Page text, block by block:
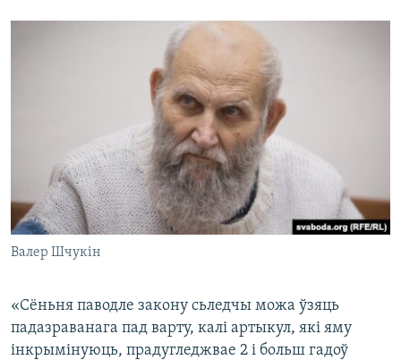
Валер Шчукін
«Сёньня паводле закону сьледчы можа ўзяць
падазраванага пад варту, калі артыкул, які яму
інкрымінуюць, прадугледжвае 2 і больш гадоў